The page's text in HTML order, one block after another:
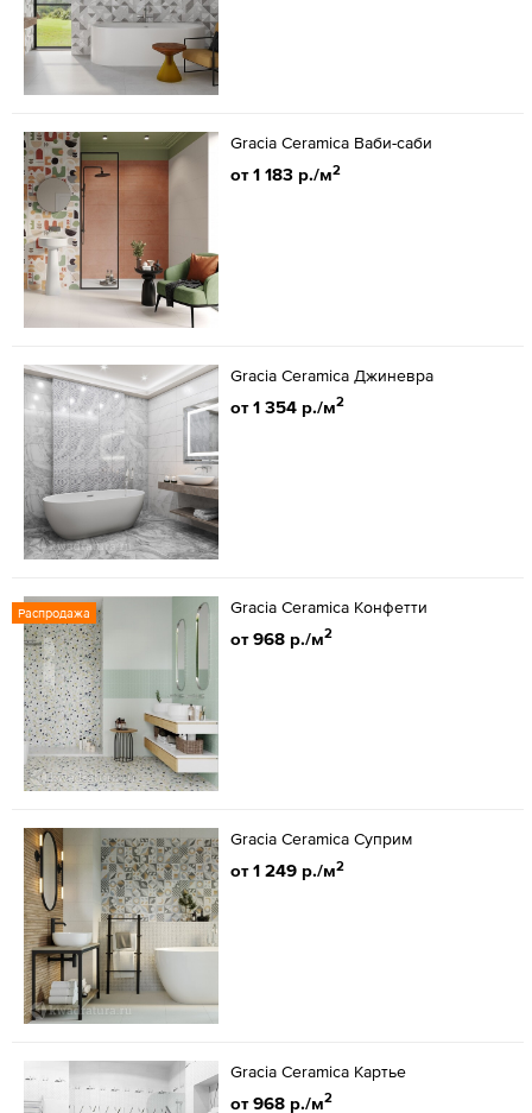
Gracia Ceramica Ваби-саби
от 1 183 р./м2
Gracia Ceramica Джиневра
от 1 354 р./м2
Распродажа Gracia Ceramica Конфетти
от 968 р./м2
Gracia Ceramica Суприм
от 1 249 р./м2
Gracia Ceramica Картье
от 968 р./м2